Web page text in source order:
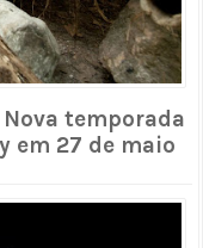
temporada
em 27 de maio